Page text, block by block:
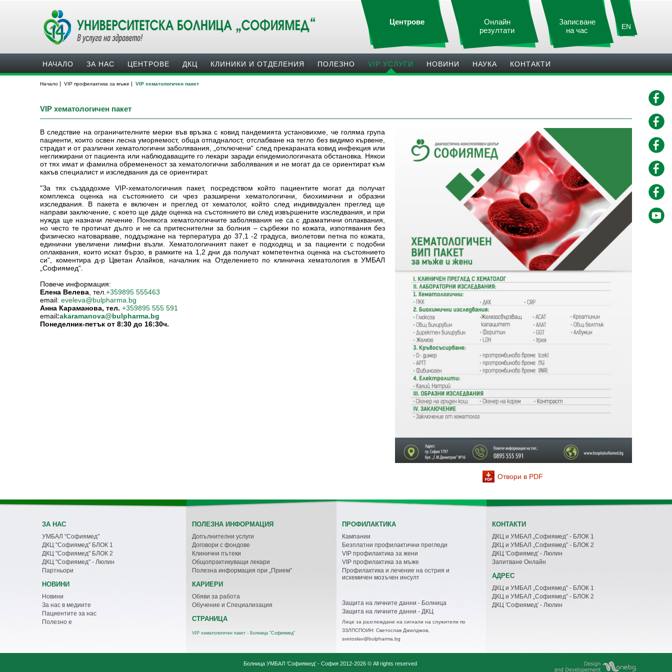
EN
Записване
на час
Онлайн
резултати
Центрове
НАЧАЛО ЗА НАС ЦЕНТРОВЕ ДКЦ КЛИНИКИ И ОТДЕЛЕНИЯ ПОЛЕЗНO VIP УСЛУГИ НОВИНИ НАУКА КОНТАКТИ
Начало | VIP профилактика за мъже | VIP хематологичен пакет
VIP хематологичен пакет
Отвори в PDF
В следствие на ограничителните мерки във връзка с ковид пандемията установихме, че голяма група
пациенти, които oсвен лесна уморяемост, обща отпадналост, отслабване на тегло без видимо кървене,
страдат и от различни хематологични заболявания, „отключени“ след прекараната ковид инфекция или
неглижирани от пациента или наблюдаващите го лекари заради епидемиологичната обстановка. Някои
от тях имат и фамилна обремененост за хематологични заболявания и не могат да се ориентират към
какъв специалист и изследвания да се ориентират.
"За тях създадохме VIP-хематологичния пакет, посредством който пациентите могат да получат
комплекса оценка на състоянието си чрез разширени хематологични, биохимични и образни
изследвания. В пакета е включен и преглед от хематолог, който след индивидуален преглед ще
направи заключение, с което ще даде оценка на състоянието ви след извършените изследвания, и при
нужда ще назначи лечение. Понякога хематологичните заболявания не са с драматични оплаквания,
но често те протичат дълго и не са притеснителни за болния – сърбежи по кожата, изпотявания без
физическо натоварваве, поддържане на терпература до 37,1 -2 градуса, виолетови петна по кожата,
единични увеличени лимфни възли. Хематологичният пакет е подходящ и за пациенти с подобни
оплаквания, които искат бързо, в рамките на 1,2 дни да получат компетентна оценка на състоянието
си“, коментира д-р Цветан Алайков, началник на Отделението по клинична хематология в УМБАЛ
„Софиямед“.
Повече информация:
Елена Велева , тел. +359895 555463
email: eveleva@bulpharma.bg
Анна Караманова, тел. +359895 555 591
email:akaramanova@bulpharma.bg
Понеделник-петък от 8:30 до 16:30ч.
ЗА НАС
УМБАЛ "Софиямед"
ДКЦ "Софиямед" БЛОК 1
ДКЦ "Софиямед" БЛОК 2
ДКЦ "Софиямед" - Люлин
Партньори
НОВИНИ
Новини
За нас в медиите
Пациентите за нас
Полезно е
ПОЛЕЗНА ИНФОРМАЦИЯ
Допълнителни услуги
Договори с фондове
Клинични пътеки
Общопрактикуващи лекари
Полезна информация при „Прием”
КАРИЕРИ
Обяви за работа
Обучение и Специализация
СТРАНИЦА
VIP хематологичен пакет - Болница "Софиямед"
ПРОФИЛАКТИКА
Кампании
Безплатни профилактични прегледи
VIP профилактика за жени
VIP профилактика за мъже
Профилактика и лечение на острия и
исхемичен мозъчен инсулт
Защита на личните данни - Болница
Защита на личните данни - ДКЦ
Лице за разглеждане на сигнали на служители по
ЗЗЛПСПОИН: Светослав Джилджов,
svetoslav@bulpharma.bg
КОНТАКТИ
ДКЦ и УМБАЛ „Софиямед” - БЛОК 1
ДКЦ и УМБАЛ „Софиямед” - БЛОК 2
ДКЦ 'Софиямед' - Люлин
Запитване Онлайн
АДРЕС
ДКЦ и УМБАЛ „Софиямед” - БЛОК 1
ДКЦ и УМБАЛ „Софиямед” - БЛОК 2
ДКЦ 'Софиямед' - Люлин
Болница УМБАЛ 'Софиямед' - София2012-2026 © All rights reserved